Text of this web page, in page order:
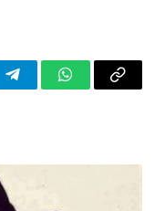
TelegramWhatsApp
Copy